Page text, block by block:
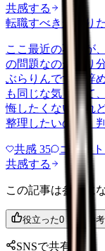
共感する
転職すべきか知り
ここ最近の不調が
の問題なのか切り
ぶらりんです。辞
も同じな気もして
悔したくないけれ
整理したいので、
共感 35 コメント
共感する
この記事は参考に
役立った0 参
SNSで共有